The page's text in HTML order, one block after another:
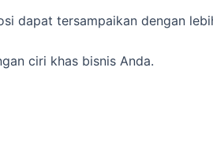
dapat tersampaikan dengan
ciri khas bisnis Anda.